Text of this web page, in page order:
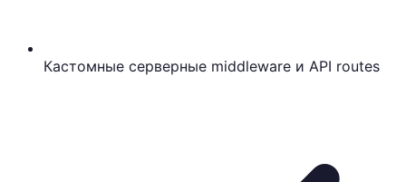
Кастомные серверные middleware и API routes